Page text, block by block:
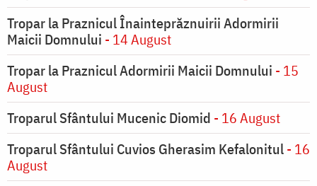
Tropar la Praznicul Înainteprăznuirii Adormirii
Maicii Domnului - 14 August
Tropar la Praznicul Adormirii Maicii Domnului - 15
August
Troparul Sfântului Mucenic Diomid - 16 August
Troparul Sfântului Cuvios Gherasim Kefalonitul- 16
August